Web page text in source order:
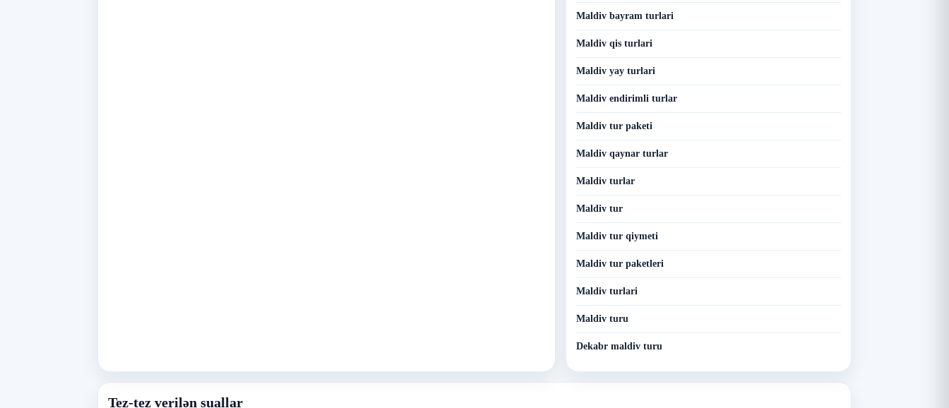
Maldiv bayram turlari
Maldiv qis turlari
Maldiv yay turlari
Maldiv endirimli turlar
Maldiv tur paketi
Maldiv qaynar turlar
Maldiv turlar
Maldiv tur
Maldiv tur qiymeti
Maldiv tur paketleri
Maldiv turlari
Maldiv turu
Dekabr maldiv turu
Tez-tez verilən suallar